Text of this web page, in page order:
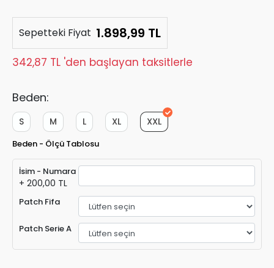
Sepetteki Fiyat 1.898,99 TL
342,87 TL 'den başlayan taksitlerle
Beden:
XXL
XL
L
M
S
Beden - Ölçü Tablosu
İsim - Numara
+ 200,00 TL
Patch Fifa
Patch Serie A